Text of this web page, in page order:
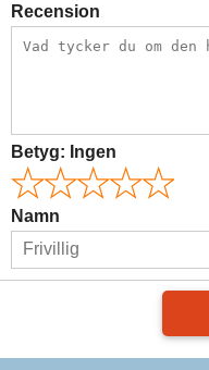
Recension
Betyg: Ingen
Namn